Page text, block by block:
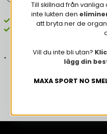
Snabba leveranser
Skickas från Sverige 🇸🇪
.
Till skillnad från
inte lukten den
att bryta ner de
Vill du inte bli utan?
lägg din
MAXA SPORT NO